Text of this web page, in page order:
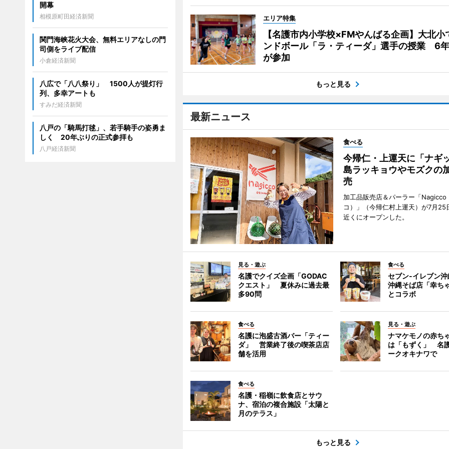
エリア特集
【名護市内小学校×FMやんばる企画】大北小
ンドボール「ラ・ティーダ」選手の授業 6
が参加
もっと見る
最新ニュース
食べる
今帰仁・上運天に「ナ
島ラッキョウやモズクの
売
加工品販売店＆パーラー「Nagicco
コ）」（今帰仁村上運天）が7月25
近くにオープンした。
見る・遊ぶ
名護でクイズ企画「GODAC
クエスト」 夏休みに過去最
多90問
食べる
セブン‐イレブン
沖縄そば店「幸ち
とコラボ
食べる
名護に泡盛古酒バー「ティー
ダ」 営業終了後の喫茶店店
舗を活用
見る・遊ぶ
ナマケモノの赤ち
は「もずく」 名
ークオキナワで
食べる
名護・稲嶺に飲食店とサウ
ナ、宿泊の複合施設「太陽と
月のテラス」
もっと見る
開幕
相模原町田経済新聞
関門海峡花火大会、無料エリアなしの門
司側をライブ配信
小倉経済新聞
八広で「八八祭り」 1500人が提灯行
列、多幸アートも
すみだ経済新聞
八戸の「騎馬打毬」、若手騎手の姿勇ま
しく 20年ぶりの正式参拝も
八戸経済新聞